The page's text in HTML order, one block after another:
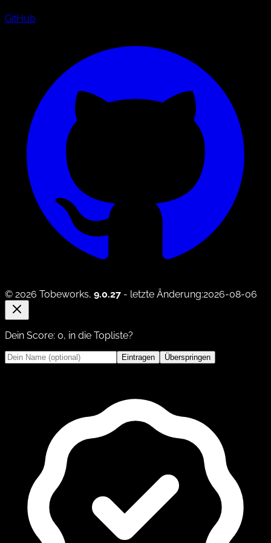
GitHub
© 2026 Tobeworks, 9.0.27 - letzte Änderung:2026-08-06
Dein Score: 0, in die Topliste?
Eintragen Überspringen